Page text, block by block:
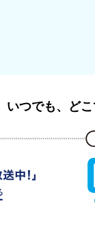
いつでも、ど